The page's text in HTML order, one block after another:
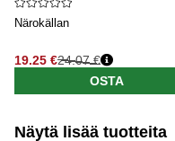
Närokällan
19.25 €24.07 €
OSTA
Näytä lisää tuotteita